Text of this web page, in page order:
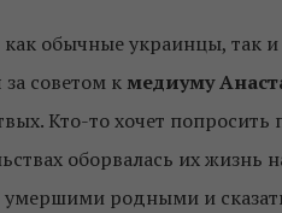
обычные украинцы, так
советом к медиуму
Кто-то хочет
оборвалась их
умершими родными и